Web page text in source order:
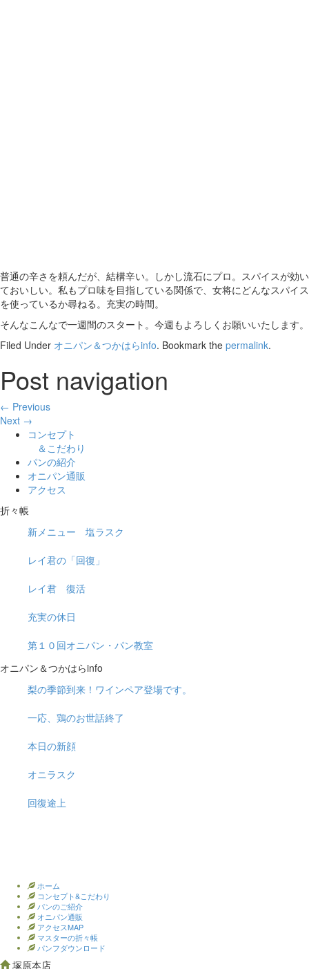
普通の辛さを頼んだが、結構辛い。しかし流石にプロ。スパイスが効い
ておいしい。私もプロ味を目指している関係で、女将にどんなスパイス
を使っているか尋ねる。充実の時間。
そんなこんなで一週間のスタート。今週もよろしくお願いいたします。
Filed Under オニパン＆つかはらinfo. Bookmark the permalink.
Post navigation
← Previous
Next →
コンセプト
＆こだわり
パンの紹介
オニパン通販
アクセス
折々帳
新メニュー 塩ラスク
レイ君の「回復」
レイ君 復活
充実の休日
第１０回オニパン・パン教室
オニパン＆つかはらinfo
梨の季節到来！ワインペア登場です。
一応、鶏のお世話終了
本日の新顔
オニラスク
回復途上
ホーム
コンセプト&こだわり
パンのご紹介
オニパン通販
アクセスMAP
マスターの折々帳
パンフダウンロード
塚原本店